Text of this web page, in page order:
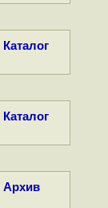
Каталог
Каталог
Архив